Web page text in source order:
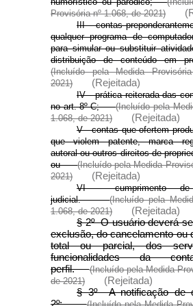
Provisória nº 1.068, de 2021)
III - contas
qualquer programa de
para simular ou substituir
distribuição de conteúdo
(Incluído pela Medida
2021)
(Rejeitada)
IV - prática reiterada das
no art. 8º-C;(Incluído pela
1.068, de 2021)
(Rejeitada)
V - contas que ofertem
que violem patente, marca
autoral ou outros direitos de
ou(Incluído pela Medida
2021)
(Rejeitada)
VI - cumprimento de
judicial.(Incluído pela
1.068, de 2021)
(Rejeitada)
§ 2º O usuário deverá
exclusão, do cancelamento ou
total ou parcial, dos
funcionalidades da
perfil.(Incluído pela Medida
de 2021)
(Rejeitada)
§ 3º A notificação de
2º: